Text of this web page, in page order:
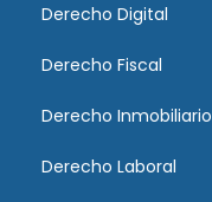
Derecho Digital
Derecho Fiscal
Derecho Inmobiliario
Derecho Laboral